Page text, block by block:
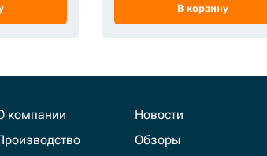
В корзину
компании
Новости
Обзоры